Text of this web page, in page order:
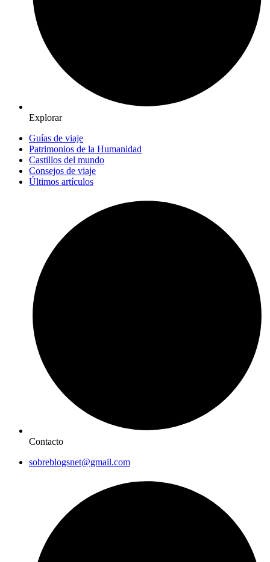
Explorar
Guías de viaje
Patrimonios de la Humanidad
Castillos del mundo
Consejos de viaje
Últimos artículos
Contacto
sobreblogsnet@gmail.com